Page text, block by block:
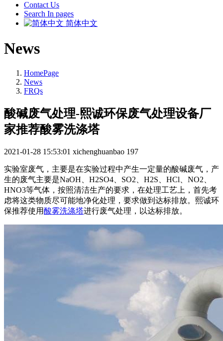
Contact Us
Search In pages
简体中文
News
HomePage
News
FRQs
酸碱废气处理-熙诚环保废气处理设备厂
家推荐酸雾洗涤塔
2021-01-28 15:53:01 xichenghuanbao 197
实验室废气，主要是在实验过程中产生一定量的酸碱废气，产
生的废气主要是NaOH、H2SO4、SO2、H2S、HCl、NO2、
HNO3等气体，按照清洁生产的要求，在处理工艺上，首先考
虑将这类物质尽可能地净化处理，要求做到达标排放。熙诚环
保推荐使用酸雾洗涤塔进行废气处理，以达标排放。